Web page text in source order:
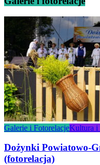
Galerie i FotorelacjeKultura i
Dożynki Powiatowo-
(fotorelacja)